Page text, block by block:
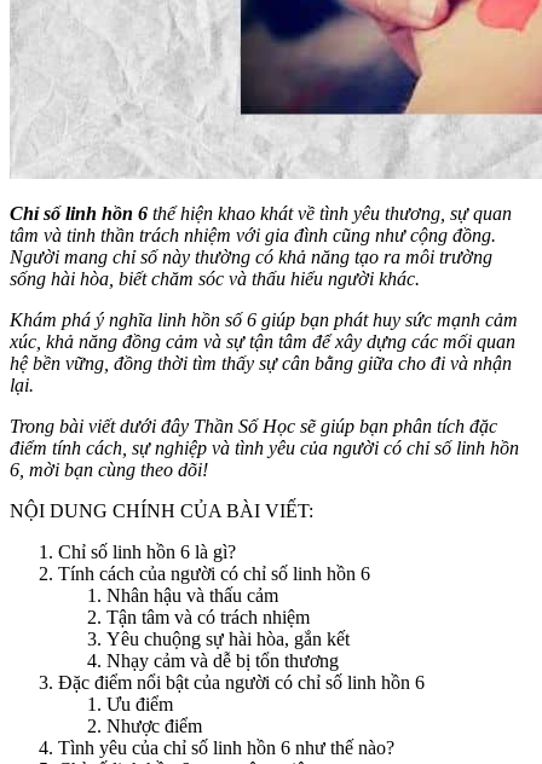
Chỉ số linh hồn 6 thể hiện khao khát về tình yêu thương, sự quan
tâm và tinh thần trách nhiệm với gia đình cũng như cộng đồng.
Người mang chỉ số này thường có khả năng tạo ra môi trường
sống hài hòa, biết chăm sóc và thấu hiểu người khác.
Khám phá ý nghĩa linh hồn số 6 giúp bạn phát huy sức mạnh cảm
xúc, khả năng đồng cảm và sự tận tâm để xây dựng các mối quan
hệ bền vững, đồng thời tìm thấy sự cân bằng giữa cho đi và nhận
lại.
Trong bài viết dưới đây Thần Số Học sẽ giúp bạn phân tích đặc
điểm tính cách, sự nghiệp và tình yêu của người có chỉ số linh hồn
6, mời bạn cùng theo dõi!
NỘI DUNG CHÍNH CỦA BÀI VIẾT:
Chỉ số linh hồn 6 là gì?
Tính cách của người có chỉ số linh hồn 6
Nhân hậu và thấu cảm
Tận tâm và có trách nhiệm
Yêu chuộng sự hài hòa, gắn kết
Nhạy cảm và dễ bị tổn thương
Đặc điểm nổi bật của người có chỉ số linh hồn 6
Ưu điểm
Nhược điểm
Tình yêu của chỉ số linh hồn 6 như thế nào?